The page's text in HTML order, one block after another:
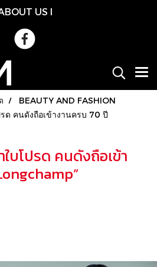
US l
BEAUTY AND FASHION
ด คนดังถือเข้างานครบ 70 ปี
บโปรด คนดังถือเข้า